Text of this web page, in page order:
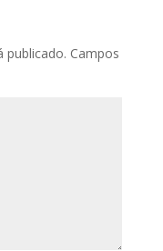
publicado. Campos